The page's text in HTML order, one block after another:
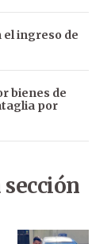
ingreso de
bienes de
por